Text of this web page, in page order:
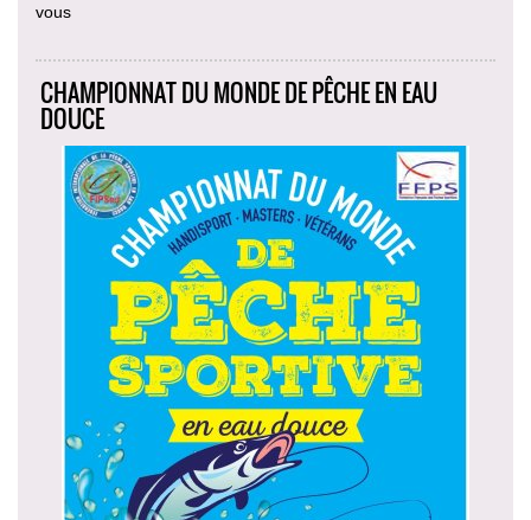
vous
CHAMPIONNAT DU MONDE DE PÊCHE EN EAU
DOUCE